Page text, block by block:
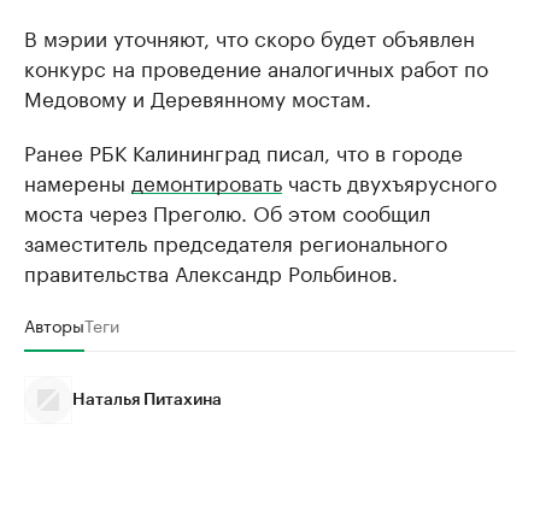
В мэрии уточняют, что скоро будет объявлен
конкурс на проведение аналогичных работ по
Медовому и Деревянному мостам.
Ранее РБК Калининград писал, что в городе
намерены демонтировать часть двухъярусного
моста через Преголю. Об этом сообщил
заместитель председателя регионального
правительства Александр Рольбинов.
АвторыТеги
Наталья Питахина